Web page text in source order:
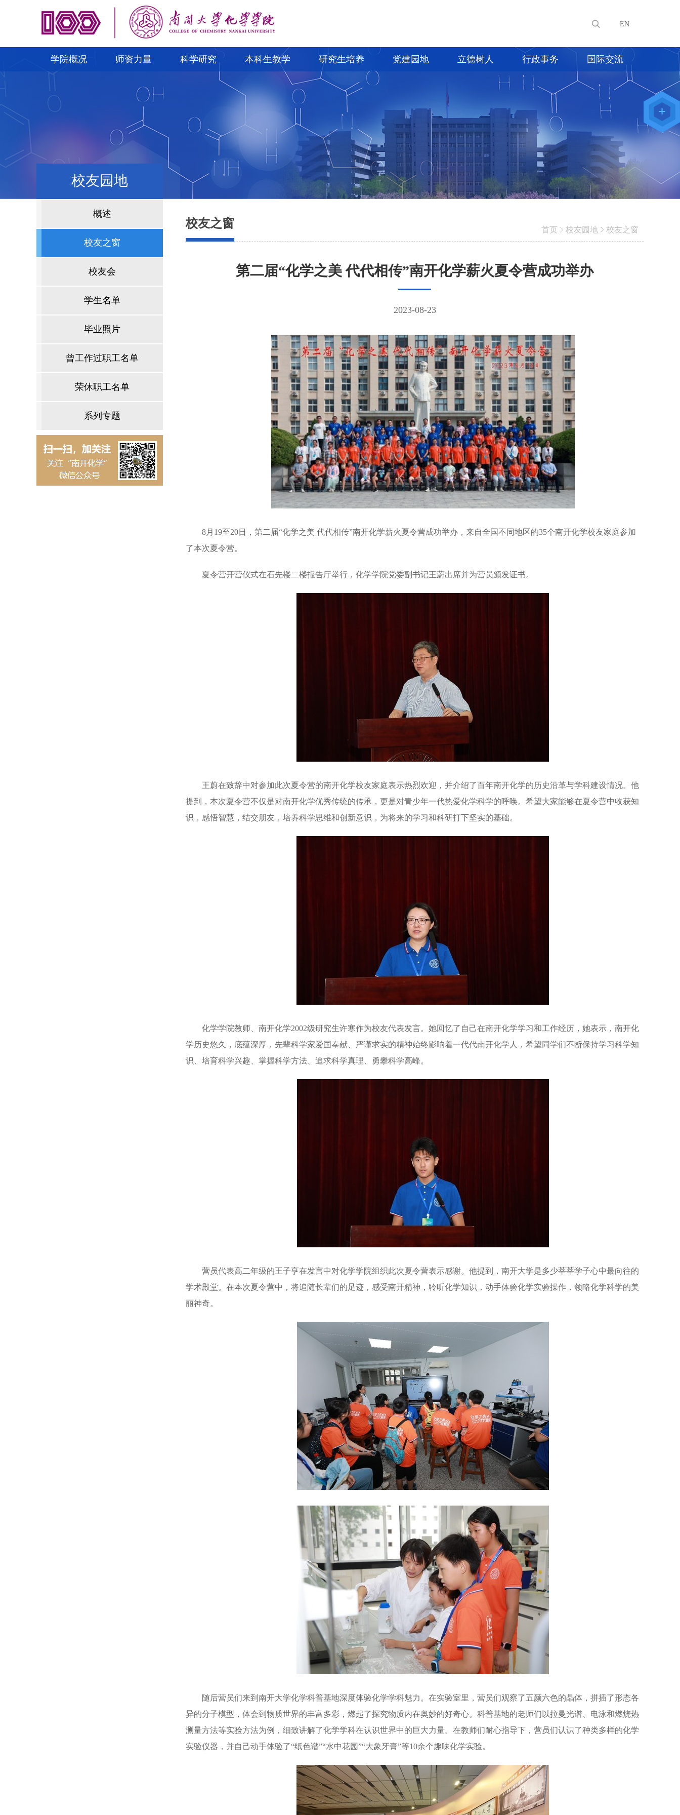
EN
学院概况 师资力量 科学研究 本科生教学 研究生培养 党建园地 立德树人 行政事务 国际交流
校友园地
概述
校友之窗
校友会
学生名单
毕业照片
曾工作过职工名单
荣休职工名单
系列专题
校友之窗 首页 校友园地 校友之窗
第二届“化学之美 代代相传”南开化学薪火夏令营成功举办
2023-08-23
8月19至20日，第二届“化学之美 代代相传”南开化学薪火夏令营成功举办，来自全国不同地区的35个南开化学校友家庭参加
了本次夏令营。
夏令营开营仪式在石先楼二楼报告厅举行，化学学院党委副书记王蔚出席并为营员颁发证书。
王蔚在致辞中对参加此次夏令营的南开化学校友家庭表示热烈欢迎，并介绍了百年南开化学的历史沿革与学科建设情况。他
提到，本次夏令营不仅是对南开化学优秀传统的传承，更是对青少年一代热爱化学科学的呼唤。希望大家能够在夏令营中收获知
识，感悟智慧，结交朋友，培养科学思维和创新意识，为将来的学习和科研打下坚实的基础。
化学学院教师、南开化学2002级研究生许寒作为校友代表发言。她回忆了自己在南开化学学习和工作经历，她表示，南开化
学历史悠久，底蕴深厚，先辈科学家爱国奉献、严谨求实的精神始终影响着一代代南开化学人，希望同学们不断保持学习科学知
识、培育科学兴趣、掌握科学方法、追求科学真理、勇攀科学高峰。
营员代表高二年级的王子亨在发言中对化学学院组织此次夏令营表示感谢。他提到，南开大学是多少莘莘学子心中最向往的
学术殿堂。在本次夏令营中，将追随长辈们的足迹，感受南开精神，聆听化学知识，动手体验化学实验操作，领略化学科学的美
丽神奇。
随后营员们来到南开大学化学科普基地深度体验化学学科魅力。在实验室里，营员们观察了五颜六色的晶体，拼插了形态各
异的分子模型，体会到物质世界的丰富多彩，燃起了探究物质内在奥妙的好奇心。科普基地的老师们以拉曼光谱、电泳和燃烧热
测量方法等实验方法为例，细致讲解了化学学科在认识世界中的巨大力量。在教师们耐心指导下，营员们认识了种类多样的化学
实验仪器，并自己动手体验了“纸色谱”“水中花园”“大象牙膏”等10余个趣味化学实验。